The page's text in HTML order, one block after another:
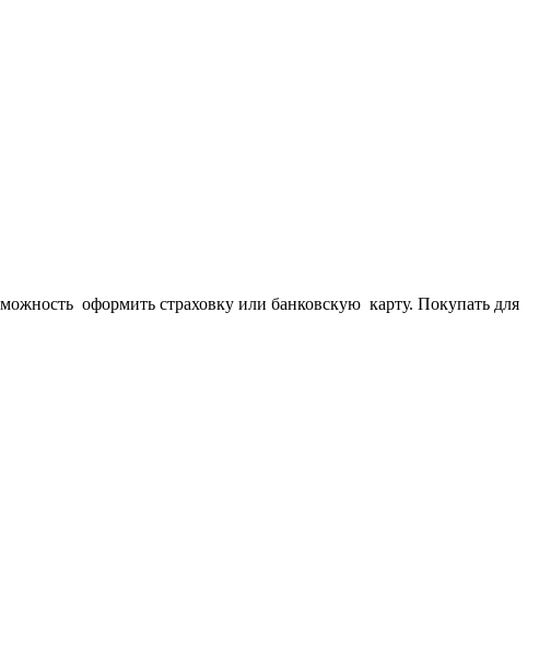
оформить страховку или банковскую карту. Покупать для